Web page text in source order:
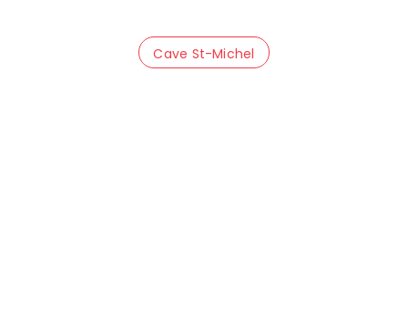
Cave St-Michel